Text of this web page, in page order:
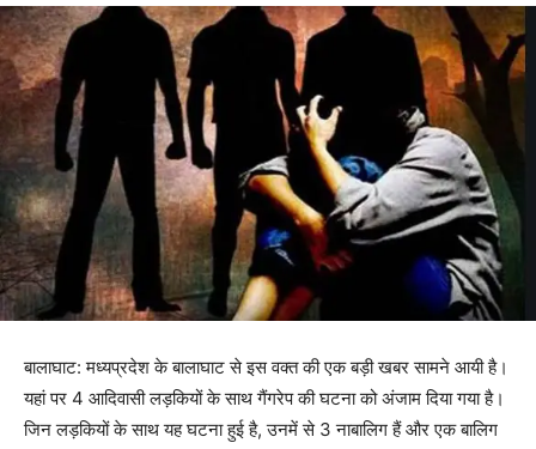
बालाघाट: मध्यप्रदेश के बालाघाट से इस वक्त की एक बड़ी खबर सामने आयी है।
यहां पर 4 आदिवासी लड़कियों के साथ गैंगरेप की घटना को अंजाम दिया गया है।
जिन लड़कियों के साथ यह घटना हुई है, उनमें से 3 नाबालिग हैं और एक बालिग